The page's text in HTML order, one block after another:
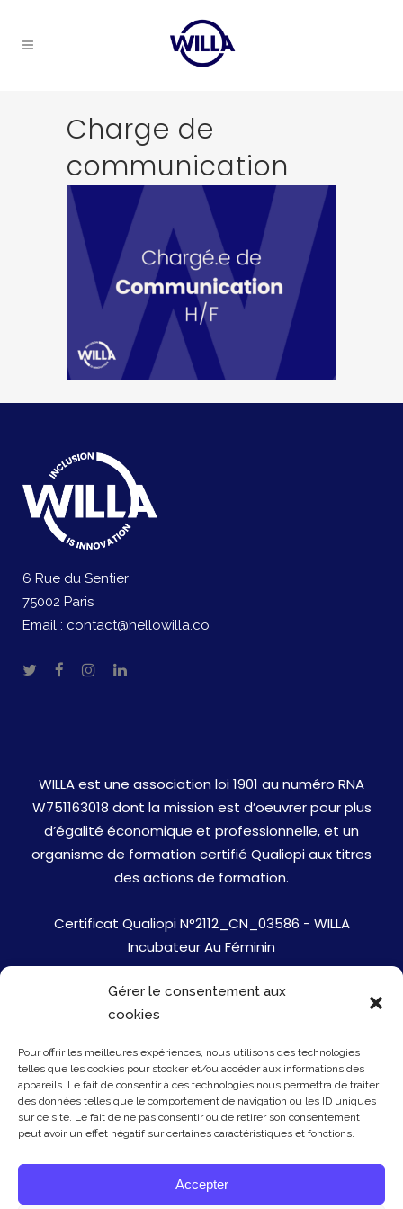
Gérer le consentement aux
cookies
Pour offrir les meilleures expériences, nous utilisons des technologies
telles que les cookies pour stocker et/ou accéder aux informations des
appareils. Le fait de consentir à ces technologies nous permettra de traiter
des données telles que le comportement de navigation ou les ID uniques
sur ce site. Le fait de ne pas consentir ou de retirer son consentement
peut avoir un effet négatif sur certaines caractéristiques et fonctions.
Accepter
Charge de
communication
6 Rue du Sentier
75002 Paris
Email : contact@hellowilla.co
WILLA est une association loi 1901 au numéro RNA
W751163018 dont la mission est d’oeuvrer pour plus
d’égalité économique et professionnelle, et un
organisme de formation certifié Qualiopi aux titres
des actions de formation.
Certificat Qualiopi N°2112_CN_03586 - WILLA
Incubateur Au Féminin
Jobs
Mentions Légales
Politique de cookies
Presse